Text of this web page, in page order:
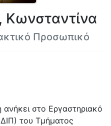
Προσωπικό
στο Εργαστηριακό
του Τμήματος